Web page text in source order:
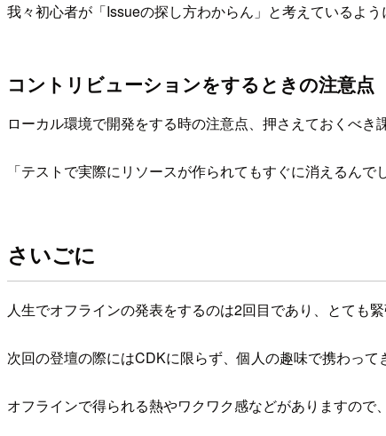
我々初心者が「Issueの探し方わからん」と考えているよ
コントリビューションをするときの注意点
ローカル環境で開発をする時の注意点、押さえておくべき
「テストで実際にリソースが作られてもすぐに消えるん
さいごに
人生でオフラインの発表をするのは2回目であり、とても緊
次回の登壇の際にはCDKに限らず、個人の趣味で携わっ
オフラインで得られる熱やワクワク感などがありますので